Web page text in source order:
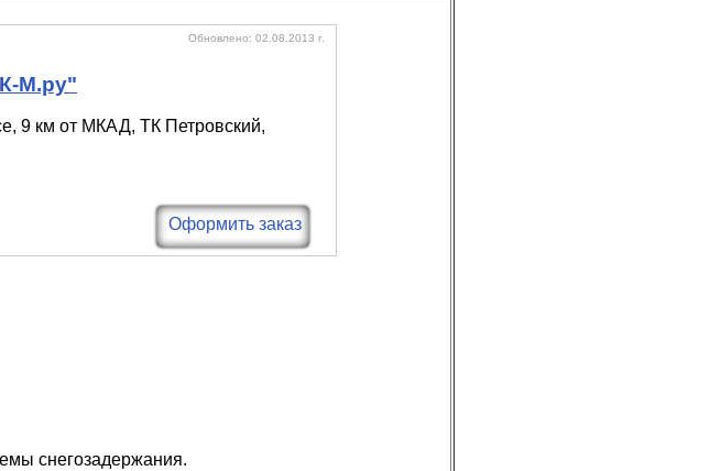
Обновлено: 02.08.2013 г.
М.ру"
9 км от МКАД, ТК Петровский,
Оформить заказ
снегозадержания.